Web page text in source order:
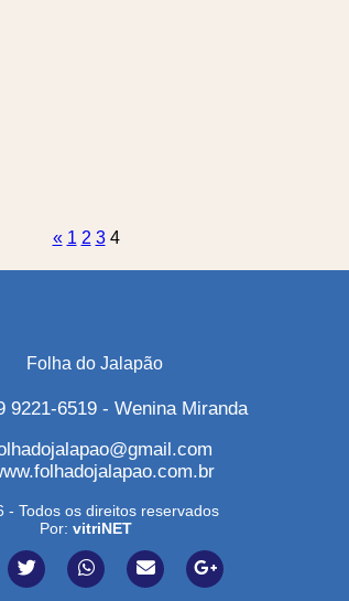
« 1 2 3 4
9221-6519 - Wenina Miranda
- Todos os direitos reservados
Por: vitriNET